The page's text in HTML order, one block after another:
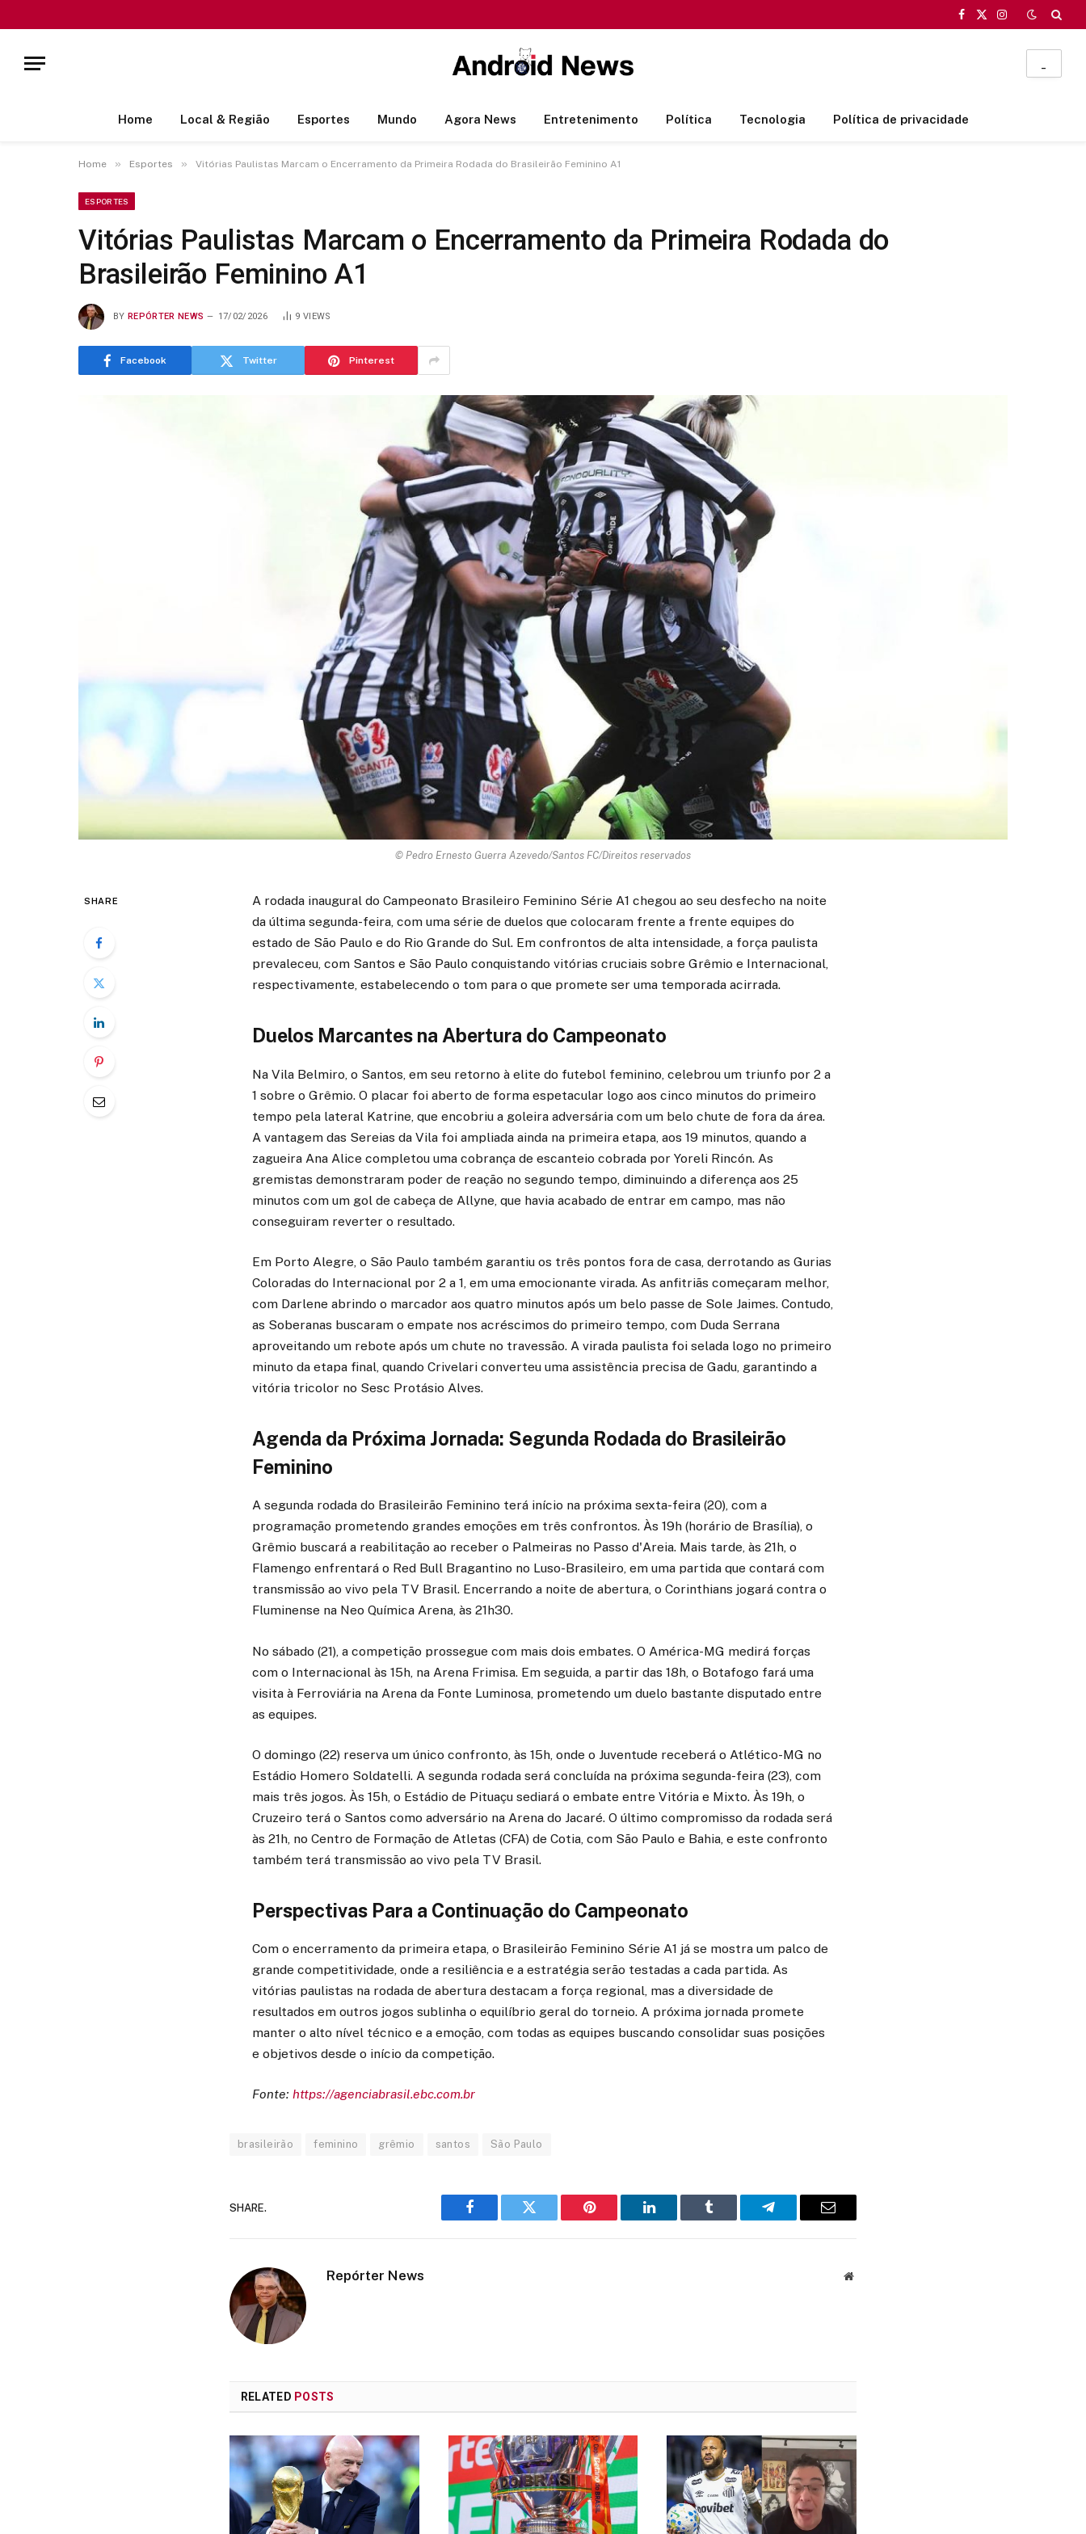
Facebook
X
Instagram
Home Local & Região Esportes Mundo Agora News Entretenimento Política Tecnologia Política de privacidade
Home » Esportes » Vitórias Paulistas Marcam o Encerramento da Primeira Rodada do Brasileirão Feminino A1
ESPORTES
Vitórias Paulistas Marcam o Encerramento da Primeira Rodada do
Brasileirão Feminino A1
BY REPÓRTER NEWS 17/02/2026 9 VIEWS
Facebook Twitter Pinterest
© Pedro Ernesto Guerra Azevedo/Santos FC/Direitos reservados
SHARE
A rodada inaugural do Campeonato Brasileiro Feminino Série A1 chegou ao seu desfecho na noite
da última segunda-feira, com uma série de duelos que colocaram frente a frente equipes do
estado de São Paulo e do Rio Grande do Sul. Em confrontos de alta intensidade, a força paulista
prevaleceu, com Santos e São Paulo conquistando vitórias cruciais sobre Grêmio e Internacional,
respectivamente, estabelecendo o tom para o que promete ser uma temporada acirrada.
Duelos Marcantes na Abertura do Campeonato
Na Vila Belmiro, o Santos, em seu retorno à elite do futebol feminino, celebrou um triunfo por 2 a
1 sobre o Grêmio. O placar foi aberto de forma espetacular logo aos cinco minutos do primeiro
tempo pela lateral Katrine, que encobriu a goleira adversária com um belo chute de fora da área.
A vantagem das Sereias da Vila foi ampliada ainda na primeira etapa, aos 19 minutos, quando a
zagueira Ana Alice completou uma cobrança de escanteio cobrada por Yoreli Rincón. As
gremistas demonstraram poder de reação no segundo tempo, diminuindo a diferença aos 25
minutos com um gol de cabeça de Allyne, que havia acabado de entrar em campo, mas não
conseguiram reverter o resultado.
Em Porto Alegre, o São Paulo também garantiu os três pontos fora de casa, derrotando as Gurias
Coloradas do Internacional por 2 a 1, em uma emocionante virada. As anfitriãs começaram melhor,
com Darlene abrindo o marcador aos quatro minutos após um belo passe de Sole Jaimes. Contudo,
as Soberanas buscaram o empate nos acréscimos do primeiro tempo, com Duda Serrana
aproveitando um rebote após um chute no travessão. A virada paulista foi selada logo no primeiro
minuto da etapa final, quando Crivelari converteu uma assistência precisa de Gadu, garantindo a
vitória tricolor no Sesc Protásio Alves.
Agenda da Próxima Jornada: Segunda Rodada do Brasileirão
Feminino
A segunda rodada do Brasileirão Feminino terá início na próxima sexta-feira (20), com a
programação prometendo grandes emoções em três confrontos. Às 19h (horário de Brasília), o
Grêmio buscará a reabilitação ao receber o Palmeiras no Passo d'Areia. Mais tarde, às 21h, o
Flamengo enfrentará o Red Bull Bragantino no Luso-Brasileiro, em uma partida que contará com
transmissão ao vivo pela TV Brasil. Encerrando a noite de abertura, o Corinthians jogará contra o
Fluminense na Neo Química Arena, às 21h30.
No sábado (21), a competição prossegue com mais dois embates. O América-MG medirá forças
com o Internacional às 15h, na Arena Frimisa. Em seguida, a partir das 18h, o Botafogo fará uma
visita à Ferroviária na Arena da Fonte Luminosa, prometendo um duelo bastante disputado entre
as equipes.
O domingo (22) reserva um único confronto, às 15h, onde o Juventude receberá o Atlético-MG no
Estádio Homero Soldatelli. A segunda rodada será concluída na próxima segunda-feira (23), com
mais três jogos. Às 15h, o Estádio de Pituaçu sediará o embate entre Vitória e Mixto. Às 19h, o
Cruzeiro terá o Santos como adversário na Arena do Jacaré. O último compromisso da rodada será
às 21h, no Centro de Formação de Atletas (CFA) de Cotia, com São Paulo e Bahia, e este confronto
também terá transmissão ao vivo pela TV Brasil.
Perspectivas Para a Continuação do Campeonato
Com o encerramento da primeira etapa, o Brasileirão Feminino Série A1 já se mostra um palco de
grande competitividade, onde a resiliência e a estratégia serão testadas a cada partida. As
vitórias paulistas na rodada de abertura destacam a força regional, mas a diversidade de
resultados em outros jogos sublinha o equilíbrio geral do torneio. A próxima jornada promete
manter o alto nível técnico e a emoção, com todas as equipes buscando consolidar suas posições
e objetivos desde o início da competição.
Fonte: https://agenciabrasil.ebc.com.br
brasileirão feminino grêmio santos São Paulo
SHARE.
Facebook Twitter Pinterest LinkedIn Tumblr Telegram Email
Repórter News Website
RELATED POSTS